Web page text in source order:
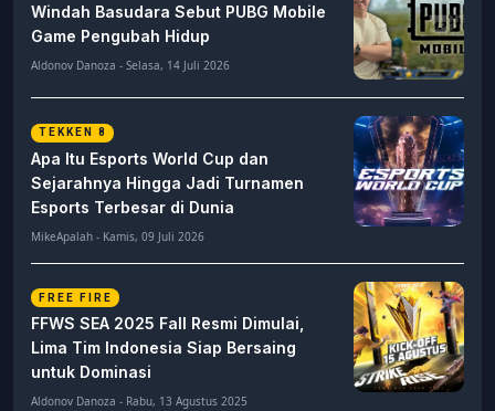
Windah Basudara Sebut PUBG Mobile
Game Pengubah Hidup
Aldonov Danoza - Selasa, 14 Juli 2026
TEKKEN 8
Apa Itu Esports World Cup dan
Sejarahnya Hingga Jadi Turnamen
Esports Terbesar di Dunia
MikeApalah - Kamis, 09 Juli 2026
FREE FIRE
FFWS SEA 2025 Fall Resmi Dimulai,
Lima Tim Indonesia Siap Bersaing
untuk Dominasi
Aldonov Danoza - Rabu, 13 Agustus 2025